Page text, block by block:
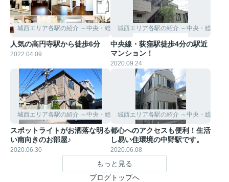
城西エリア各駅の紹介 ～中央・総武線～
人気の高円寺駅から徒歩6分
2022.04.09
城西エリア各駅の紹介 ～中央・総武線～
中央線・荻窪駅徒歩4分の駅近
マンション！
2020.09.24
城西エリア各駅の紹介 ～中央・総武線～
スポットライトがお洒落な明る
い南向きのお部屋♪
2020.06.30
城西エリア各駅の紹介 ～中央・総武線～
都心へのアクセスも便利！生活
し易い住環境の中野駅です。
2020.06.08
もっと見る
ブログトップへ